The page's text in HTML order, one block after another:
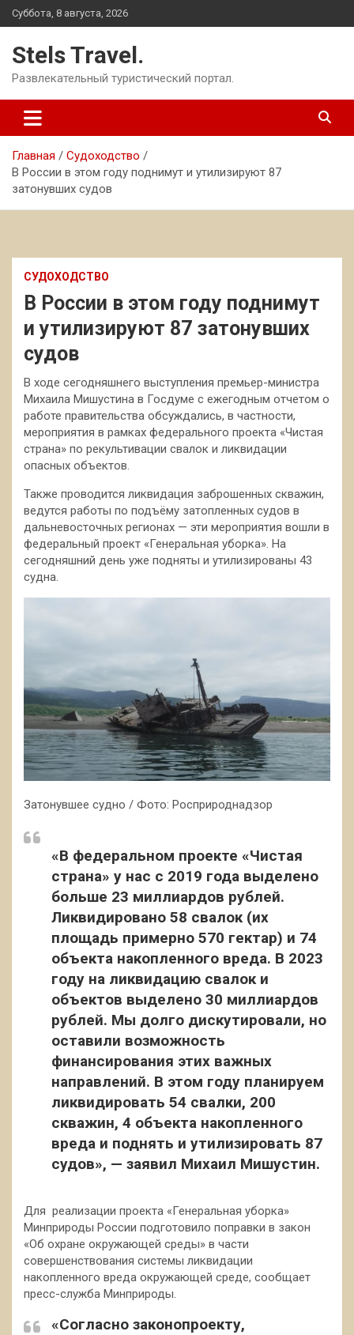
Перейти
к
Суббота, 8 августа, 2026
Stels Travel.
Развлекательный туристический портал.
Главная
Судоходство
В России в этом году поднимут и утилизируют 87
затонувших судов
СУДОХОДСТВО
В России в этом году поднимут
и утилизируют 87 затонувших
судов
В ходе сегодняшнего выступления премьер-министра
Михаила Мишустина в Госдуме с ежегодным отчетом о
работе правительства обсуждались, в частности,
мероприятия в рамках федерального проекта «Чистая
страна» по рекультивации свалок и ликвидации
опасных объектов.
Также проводится ликвидация заброшенных скважин,
ведутся работы по подъёму затопленных судов в
дальневосточных регионах — эти мероприятия вошли в
федеральный проект «Генеральная уборка». На
сегодняшний день уже подняты и утилизированы 43
судна.
Затонувшее судно / Фото: Росприроднадзор
«В федеральном проекте «Чистая
страна» у нас с 2019 года выделено
больше 23 миллиардов рублей.
Ликвидировано 58 свалок (их
площадь примерно 570 гектар) и 74
объекта накопленного вреда. В 2023
году на ликвидацию свалок и
объектов выделено 30 миллиардов
рублей. Мы долго дискутировали, но
оставили возможность
финансирования этих важных
направлений. В этом году планируем
ликвидировать 54 свалки, 200
скважин, 4 объекта накопленного
вреда и поднять и утилизировать 87
судов», — заявил Михаил Мишустин.
Для реализации проекта «Генеральная уборка»
Минприроды России подготовило поправки в закон
«Об охране окружающей среды» в части
совершенствования системы ликвидации
накопленного вреда окружающей среде, сообщает
пресс-служба Минприроды.
«Согласно законопроекту,